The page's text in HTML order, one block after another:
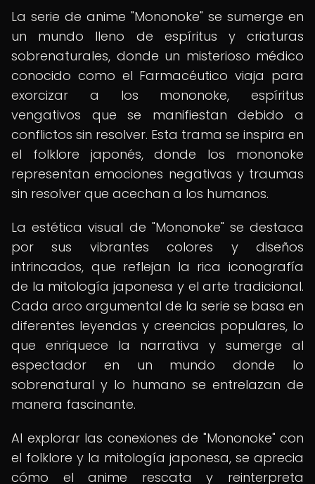
La serie de anime "Mononoke" se sumerge en
un mundo lleno de espíritus y criaturas
sobrenaturales, donde un misterioso médico
conocido como el Farmacéutico viaja para
exorcizar a los mononoke, espíritus
vengativos que se manifiestan debido a
conflictos sin resolver. Esta trama se inspira en
el folklore japonés, donde los mononoke
representan emociones negativas y traumas
sin resolver que acechan a los humanos.
La estética visual de "Mononoke" se destaca
por sus vibrantes colores y diseños
intrincados, que reflejan la rica iconografía
de la mitología japonesa y el arte tradicional.
Cada arco argumental de la serie se basa en
diferentes leyendas y creencias populares, lo
que enriquece la narrativa y sumerge al
espectador en un mundo donde lo
sobrenatural y lo humano se entrelazan de
manera fascinante.
Al explorar las conexiones de "Mononoke" con
el folklore y la mitología japonesa, se aprecia
cómo el anime rescata y reinterpreta